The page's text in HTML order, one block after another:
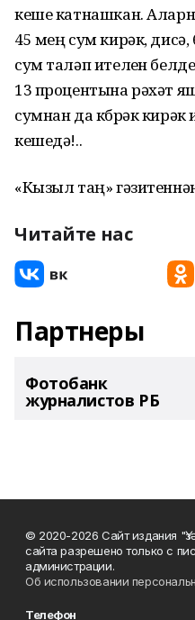
кеше катнашкан.
45 мең сум кирәк,
сум таләп ителүен
13 процентына рәхәт
сумнан да күбрәк кирәк
кешедә!..
«Кызыл таң»
Читайте нас
Партнеры
Фотобанк
журналистов РБ
© 2020-2026 Сайт издания
сайта разрешено только с
администрации.
Об использовании
Телефон